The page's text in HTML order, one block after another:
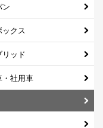
ン
ックス
ッド
・社用車